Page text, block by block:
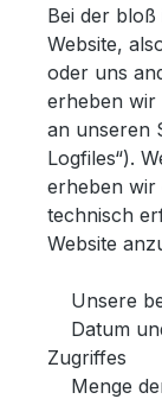
Bei der
Website,
oder uns
erheben wir
an unseren
Logfiles“).
erheben wir
technisch
Website
Unsere
Datum
Zugriffes
Menge